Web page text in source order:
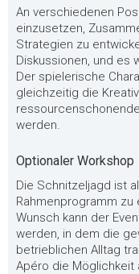
An verschiedenen
einzusetzen,
Strategien zu
Diskussionen, und es
Der spielerische
gleichzeitig die
werden.
Optionaler Workshop
Die Schnitzeljagd ist
Rahmenprogramm
Wunsch kann der
werden, in dem die
betrieblichen Alltag
Apéro die